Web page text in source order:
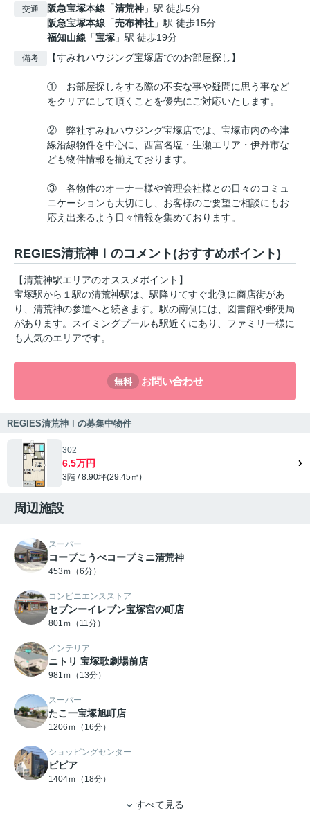
交通 阪急宝塚本線 「清荒神 」駅 徒歩5分
阪急宝塚本線 「売布神社 」駅 徒歩15分
福知山線 「宝塚 」駅 徒歩19分
備考 【すみれハウジング宝塚店でのお部屋探し】
① お部屋探しをする際の不安な事や疑問に思う事など
をクリアにして頂くことを優先にご対応いたします。
② 弊社すみれハウジング宝塚店では、宝塚市内の今津
線沿線物件を中心に、西宮名塩・生瀬エリア・伊丹市な
ども物件情報を揃えております。
③ 各物件のオーナー様や管理会社様との日々のコミュ
ニケーションも大切にし、お客様のご要望ご相談にもお
応え出来るよう日々情報を集めております。
REGIES清荒神Ⅰのコメント(おすすめポイント)
【清荒神駅エリアのオススメポイント】
宝塚駅から１駅の清荒神駅は、駅降りてすぐ北側に商店街があ
り、清荒神の参道へと続きます。駅の南側には、図書館や郵便局
があります。スイミングプールも駅近くにあり、ファミリー様に
も人気のエリアです。
無料 お問い合わせ
REGIES清荒神Ⅰの募集中物件
302
6.5万円
3階 / 8.90坪(29.45㎡)
周辺施設
スーパー
コープこうべコープミニ清荒神
453ｍ（6分）
コンビニエンスストア
セブンーイレブン宝塚宮の町店
801ｍ（11分）
インテリア
ニトリ 宝塚歌劇場前店
981ｍ（13分）
スーパー
たこ一宝塚旭町店
1206ｍ（16分）
ショッピングセンター
ピピア
1404ｍ（18分）
すべて見る